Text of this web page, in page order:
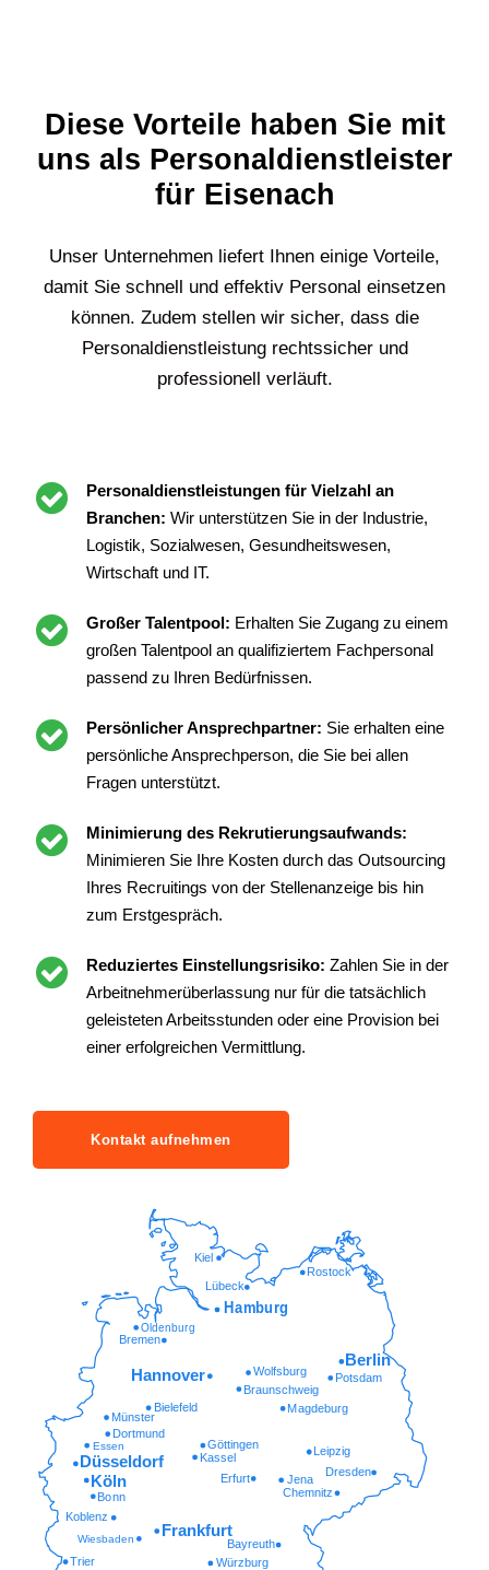
Diese Vorteile haben Sie mit
uns als Personaldienstleister
für Eisenach
Unser Unternehmen liefert Ihnen einige Vorteile,
damit Sie schnell und effektiv Personal einsetzen
können. Zudem stellen wir sicher, dass die
Personaldienstleistung rechtssicher und
professionell verläuft.
Personaldienstleistungen für Vielzahl an
Branchen: Wir unterstützen Sie in der Industrie,
Logistik, Sozialwesen, Gesundheitswesen,
Wirtschaft und IT.
Großer Talentpool: Erhalten Sie Zugang zu einem
großen Talentpool an qualifiziertem Fachpersonal
passend zu Ihren Bedürfnissen.
Persönlicher Ansprechpartner: Sie erhalten eine
persönliche Ansprechperson, die Sie bei allen
Fragen unterstützt.
Minimierung des Rekrutierungsaufwands:
Minimieren Sie Ihre Kosten durch das Outsourcing
Ihres Recruitings von der Stellenanzeige bis hin
zum Erstgespräch.
Reduziertes Einstellungsrisiko: Zahlen Sie in der
Arbeitnehmerüberlassung nur für die tatsächlich
geleisteten Arbeitsstunden oder eine Provision bei
einer erfolgreichen Vermittlung.
Kontakt aufnehmen
Würzburg
Trier
Wiesbaden Bayreuth
Koblenz
Chemnitz
Bonn
Erfurt Jena
Dresden
Kassel
Göttingen
Essen
Dortmund
Münster
Magdeburg
Bielefeld
Braunschweig
Potsdam
Wolfsburg
Oldenburg
Lübeck
Rostock
Kiel
Frankfurt
Köln
Düsseldorf
Leipzig
Hannover
Berlin
Bremen
Hamburg